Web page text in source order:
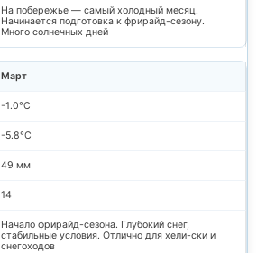
На побережье — самый холодный месяц.
Начинается подготовка к фрирайд-сезону.
Много солнечных дней
Март
-1.0°C
-5.8°C
49 мм
14
Начало фрирайд-сезона. Глубокий снег,
стабильные условия. Отлично для хели-ски и
снегоходов